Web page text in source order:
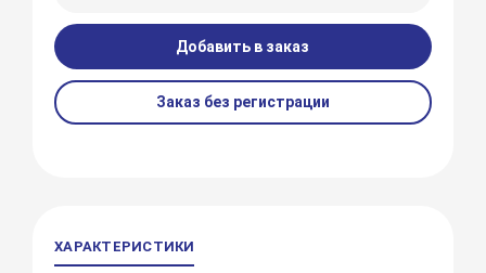
Добавить в заказ
Заказ без регистрации
ХАРАКТЕРИСТИКИ